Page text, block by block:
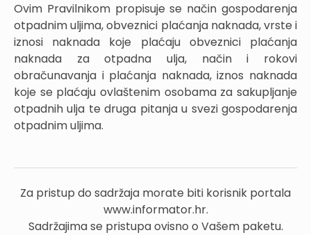
Ovim Pravilnikom propisuje se način gospodarenja
otpadnim uljima, obveznici plaćanja naknada, vrste i
iznosi naknada koje plaćaju obveznici plaćanja
naknada za otpadna ulja, način i rokovi
obračunavanja i plaćanja naknada, iznos naknada
koje se plaćaju ovlaštenim osobama za sakupljanje
otpadnih ulja te druga pitanja u svezi gospodarenja
otpadnim uljima.
Za pristup do sadržaja morate biti korisnik portala
www.informator.hr.
Sadržajima se pristupa ovisno o Vašem paketu.